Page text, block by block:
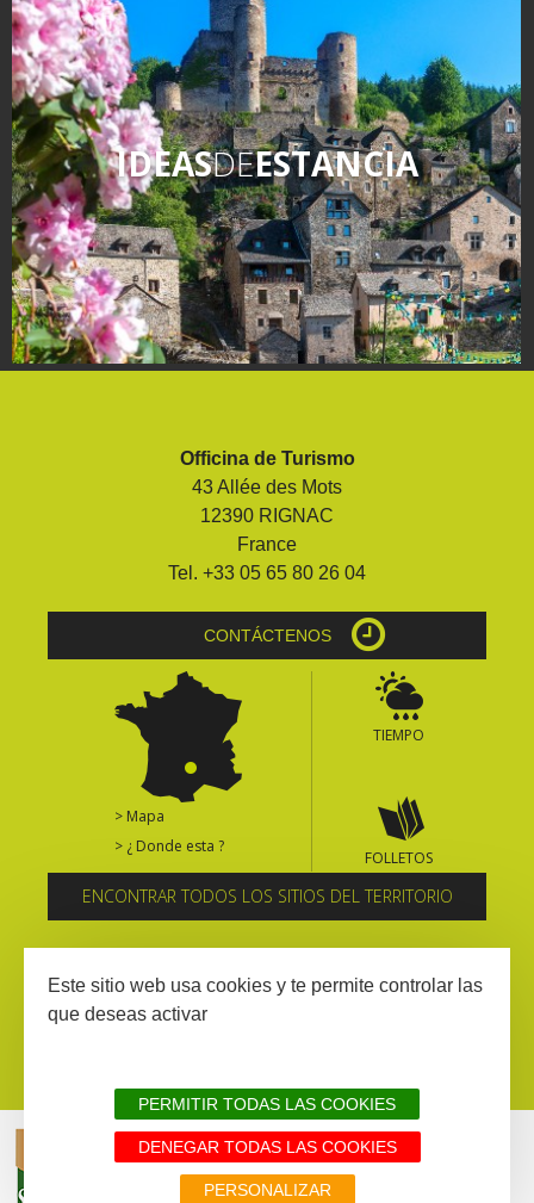
IDEASDEESTANCIA
Officina de Turismo
43 Allée des Mots
12390 RIGNAC
France
Tel. +33 05 65 80 26 04
CONTÁCTENOS
> Mapa
> ¿ Donde esta ?
TIEMPO
FOLLETOS
ENCONTRAR TODOS LOS SITIOS DEL TERRITORIO
Suscríbase al boletín informativo
AVISIO LEGAL MAPA WEB TODOS LOS SITIOS DEL TERRITORIO
Este sitio web usa cookies y te permite controlar las
que deseas activar
PERMITIR TODAS LAS COOKIES
DENEGAR TODAS LAS COOKIES
PERSONALIZAR